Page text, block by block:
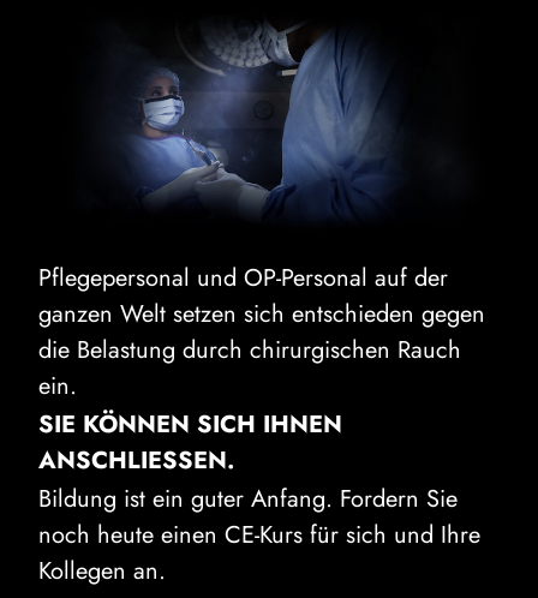
Pflegepersonal und OP-Personal auf der
ganzen Welt setzen sich entschieden gegen
die Belastung durch chirurgischen Rauch
ein.
SIE KÖNNEN SICH IHNEN
ANSCHLIESSEN.
Bildung ist ein guter Anfang. Fordern Sie
noch heute einen CE-Kurs für sich und Ihre
Kollegen an.